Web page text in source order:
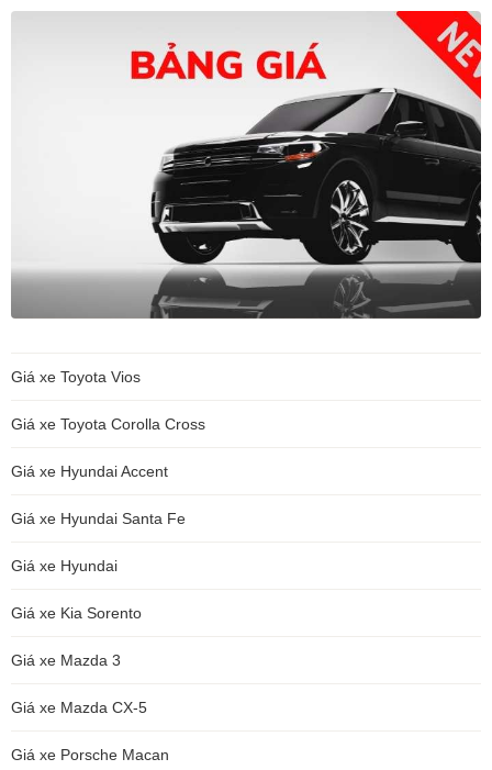
Giá xe Toyota Vios
Giá xe Toyota Corolla Cross
Giá xe Hyundai Accent
Giá xe Hyundai Santa Fe
Giá xe Hyundai
Giá xe Kia Sorento
Giá xe Mazda 3
Giá xe Mazda CX-5
Giá xe Porsche Macan